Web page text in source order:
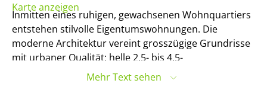
Karte anzeigen
Inmitten eines ruhigen, gewachsenen Wohnquartiers
entstehen stilvolle Eigentumswohnungen. Die
moderne Architektur vereint grosszügige Grundrisse
mit urbaner Qualität: helle 2.5- bis 4.5-
Zimmerwohnungen mit Balkon, Terrasse oder
Mehr Text sehen